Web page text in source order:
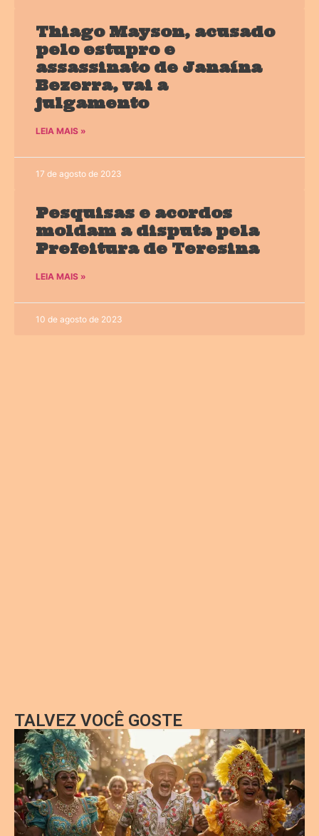
Thiago Mayson, acusado
pelo estupro e
assassinato de Janaína
Bezerra, vai a
julgamento
LEIA MAIS »
17 de agosto de 2023
Pesquisas e acordos
moldam a disputa pela
Prefeitura de Teresina
LEIA MAIS »
10 de agosto de 2023
TALVEZ VOCÊ GOSTE